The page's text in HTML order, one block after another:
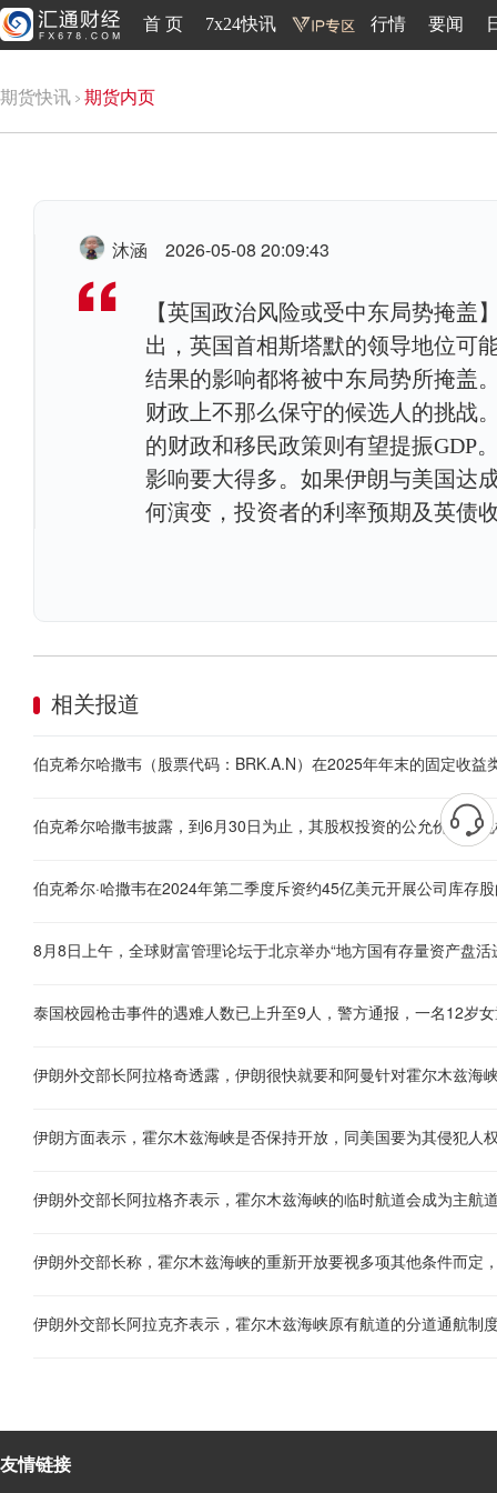
首 页 7x24快讯 行情 要闻
期货快讯 期货内页
沐涵 2026-05-08 20:09:43
【英国政治风险或受中东局势掩盖
出，英国首相斯塔默的领导地位可
结果的影响都将被中东局势所掩盖
财政上不那么保守的候选人的挑战
的财政和移民政策则有望提振GDP
影响要大得多。如果伊朗与美国达
何演变，投资者的利率预期及英债
相关报道
泰国校园枪击事件的遇难人数已上升至9人，警方通报，一名12岁
友情链接